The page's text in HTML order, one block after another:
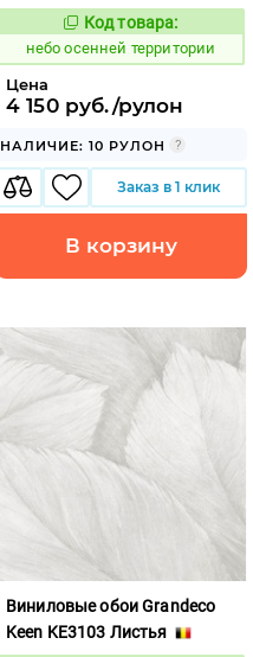
1117854
Код товара:
небо осенней территории
Цена
4 150 руб./рулон
НАЛИЧИЕ: 10 РУЛОН
Заказ в 1 клик
В корзину
Виниловые обои Grandeco
Keen KE3103 Листья